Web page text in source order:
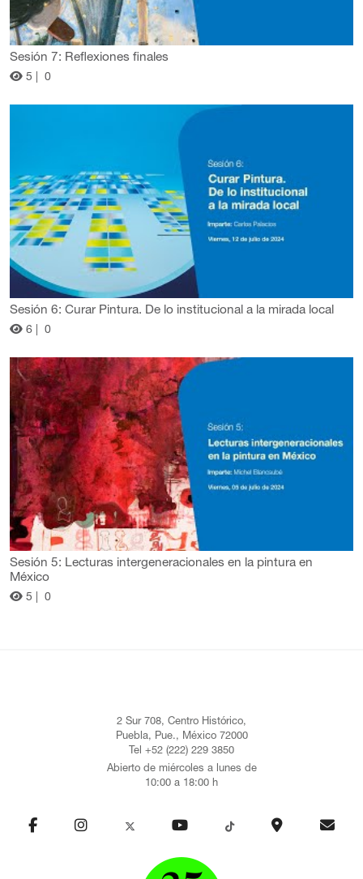
Sesión 7: Reflexiones finales
5 | 0
Sesión 6: Curar Pintura. De lo institucional a la mirada local
6 | 0
Sesión 5: Lecturas intergeneracionales en la pintura en
México
5 | 0
2 Sur 708, Centro Histórico,
Puebla, Pue., México 72000
Tel +52 (222) 229 3850
Abierto de miércoles a lunes de
10:00 a 18:00 h